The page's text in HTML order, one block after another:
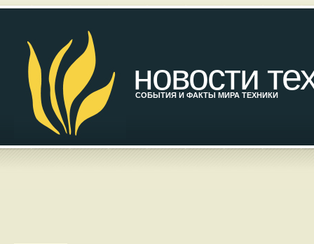
новости
СОБЫТИЯ И ФАКТЫ МИРА ТЕХНИКИ